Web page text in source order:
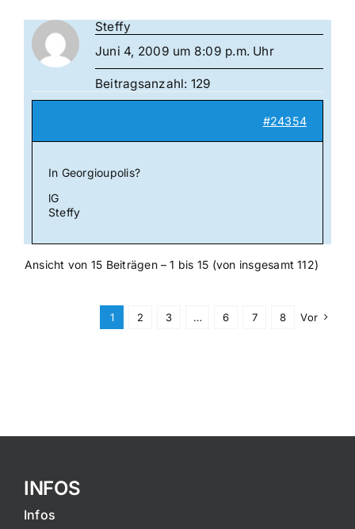
Steffy
Juni 4, 2009 um 8:09 p.m. Uhr
Beitragsanzahl: 129
#24354
In Georgioupolis?
lG
Steffy
Ansicht von 15 Beiträgen – 1 bis 15 (von insgesamt 112)
1 2 3 … 6 7 8 Vor
INFOS
Infos